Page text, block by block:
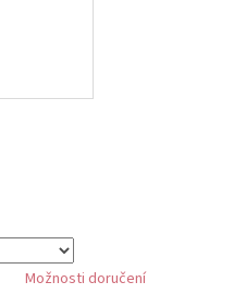
Možnosti doručení